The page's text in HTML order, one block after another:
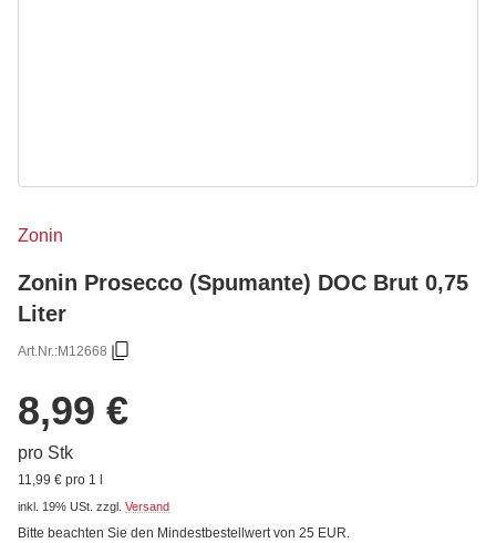
Zonin
Zonin Prosecco (Spumante) DOC Brut 0,75
Liter
Art.Nr.:M12668
8,99 €
pro Stk
11,99 € pro 1 l
inkl. 19% USt. zzgl. Versand
Bitte beachten Sie den Mindestbestellwert von 25 EUR.